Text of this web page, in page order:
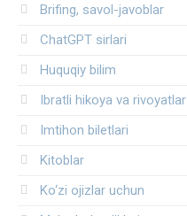
Brifing, savol-javoblar
ChatGPT sirlari
Huquqiy bilim
Ibratli hikoya va rivoyatlar
Imtihon biletlari
Kitoblar
Ko‘zi ojizlar uchun